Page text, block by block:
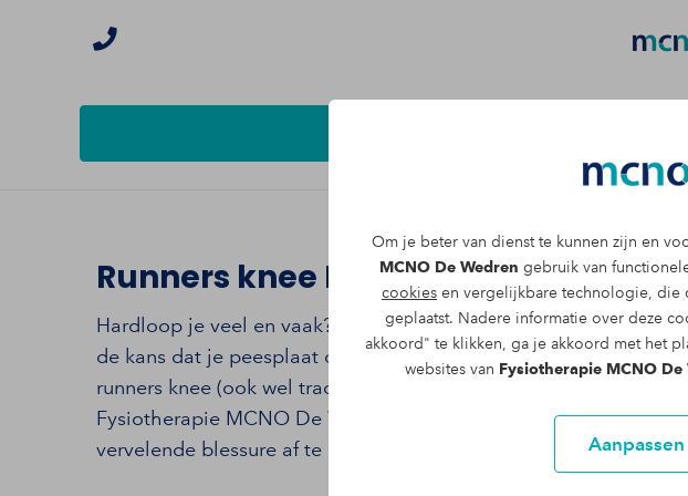
Om je beter van dienst te kunnen zijn en
MCNO De Wedren gebruik van
cookies en vergelijkbare technologie, die
geplaatst. Nadere informatie over deze
akkoord" te klikken, ga je akkoord met het
websites van Fysiotherapie MCNO De
Aanpassen
Runners knee Nijmegen
Hardloop je veel en vaak? En heb je (mede) daardoor pijn aan
de kans dat je peesplaat overbelast is geraakt en je daardoor
runners knee (ook wel tractus iliotibialis frictiesyndroom
Fysiotherapie MCNO De Wedren bij Nijmegen helpt je graag
vervelende blessure af te komen.